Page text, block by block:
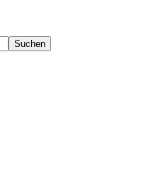
Suchen